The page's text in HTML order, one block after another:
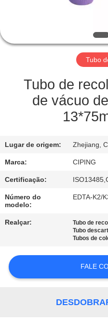
CONTROLE
QUALIDADE
CONTACTE-
NOS
CITAÇÕES
MAPA
DO
SITE
POLICY
Tubo
Tubo de
de vácuo
Lugar de origem: Zhejiang,
Marca: CIPING
Certificação:
Número do
modelo:
EDTA-K2/
Realçar: Tubo de
Tubo
Tubos de
FALE